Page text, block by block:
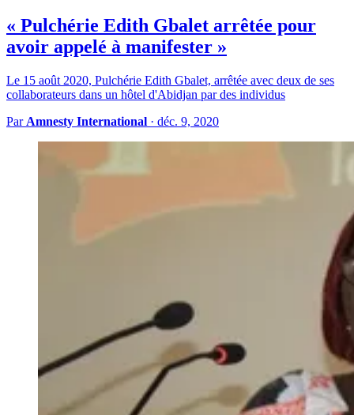
« Pulchérie Edith Gbalet arrêtée pour
avoir appelé à manifester »
Le 15 août 2020, Pulchérie Edith Gbalet, arrêtée avec deux de ses
collaborateurs dans un hôtel d'Abidjan par des individus
Par Amnesty International · déc. 9, 2020